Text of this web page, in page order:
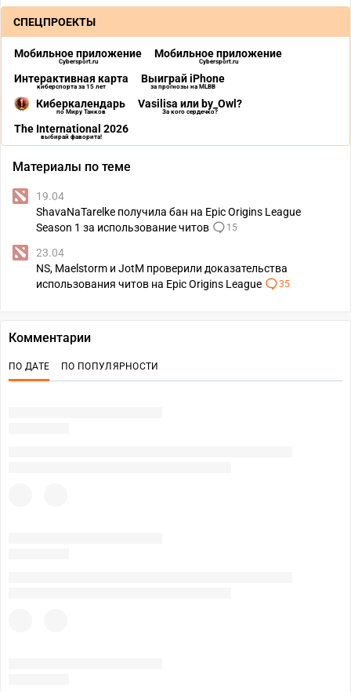
СПЕЦПРОЕКТЫ
Мобильное приложение
Cybersport.ru
Мобильное приложение
Cybersport.ru
Интерактивная карта
киберспорта за 15 лет
Выиграй iPhone
за прогнозы на MLBB
Киберкалендарь
по Миру Танков
Vasilisa или by_Owl?
За кого сердечко?
The International 2026
выбирай фаворита!
Материалы по теме
19.04
ShavaNaTarelke получила бан на Epic Origins League
Season 1 за использование читов
15
23.04
NS, Maelstorm и JotM проверили доказательства
использования читов на Epic Origins League
35
Комментарии
ПО ДАТЕ ПО ПОПУЛЯРНОСТИ